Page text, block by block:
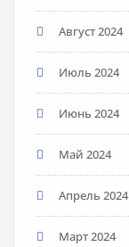
Август 2024
Июль 2024
Июнь 2024
Май 2024
Апрель 2024
Март 2024